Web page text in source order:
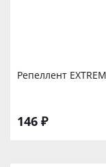
Репеллент
146 ₽